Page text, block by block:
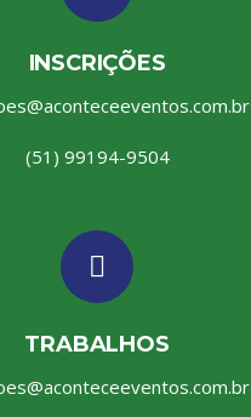
INSCRIÇÕES
(51) 99194-9504
TRABALHOS